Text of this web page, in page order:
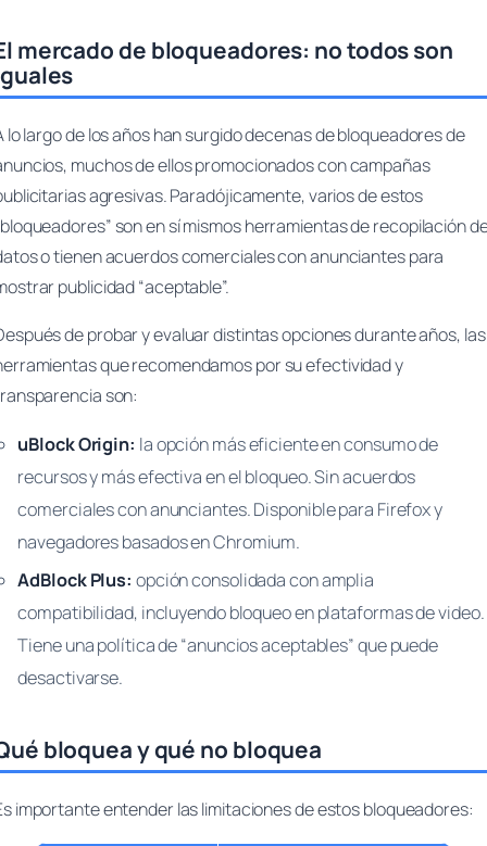
mercado de bloqueadores: no todos son
lo largo de los años han surgido decenas de bloqueadores de
muchos de ellos promocionados con campañas
agresivas. Paradójicamente, varios de estos
son en sí mismos herramientas de recopilación
o tienen acuerdos comerciales con anunciantes para
publicidad “aceptable”.
de probar y evaluar distintas opciones durante años, las
que recomendamos por su efectividad y
son:
uBlock Origin: la opción más eficiente en consumo de
recursos y más efectiva en el bloqueo. Sin acuerdos
comerciales con anunciantes. Disponible para Firefox y
navegadores basados en Chromium.
AdBlock Plus: opción consolidada con amplia
compatibilidad, incluyendo bloqueo en plataformas de video.
Tiene una política de “anuncios aceptables” que puede
desactivarse.
bloquea y qué no bloquea
importante entender las limitaciones de estos bloqueadores: